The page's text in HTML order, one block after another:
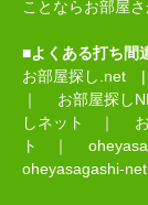
ことならお部屋
■よくある打ち間
お部屋探し.net
｜ お部屋探し
しネット
｜
ト
｜
oheyasagashi-net